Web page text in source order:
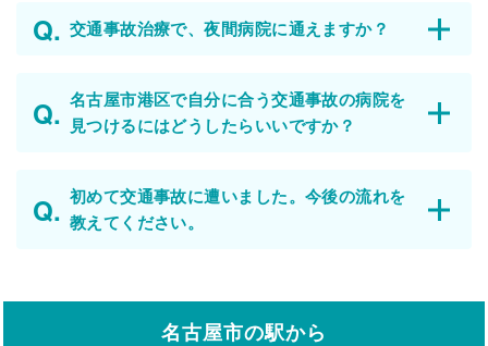
交通事故治療で、夜間病院に通えますか？
名古屋市港区で自分に合う交通事故の病院を
見つけるにはどうしたらいいですか？
初めて交通事故に遭いました。今後の流れを
教えてください。
名古屋市の駅から